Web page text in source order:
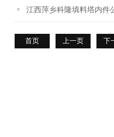
江西萍乡科隆填料塔内件
首页 上一页 下